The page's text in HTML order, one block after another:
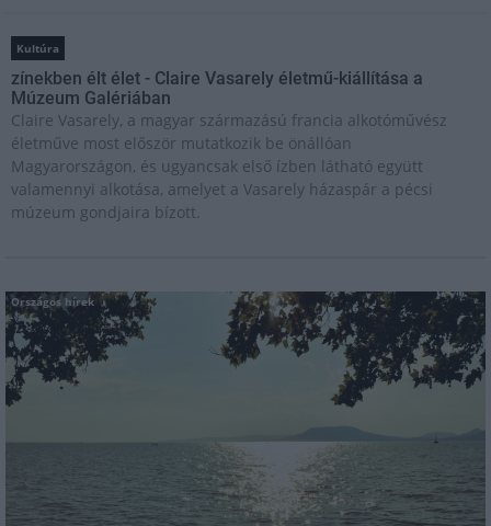
Kultúra
zínekben élt élet - Claire Vasarely életmű-kiállítása a
Múzeum Galériában
Claire Vasarely, a magyar származású francia alkotóművész
életműve most először mutatkozik be önállóan
Magyarországon, és ugyancsak első ízben látható együtt
valamennyi alkotása, amelyet a Vasarely házaspár a pécsi
múzeum gondjaira bízott.
Országos hírek